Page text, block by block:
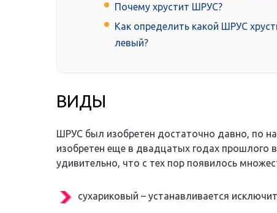
Почему хрустит ШРУС?
Как определить какой ШРУС
левый?
ВИДЫ
ШРУС был изобретен достаточно давно, по
изобретен еще в двадцатых годах
удивительно, что с тех пор появилось
сухариковый – устанавливается